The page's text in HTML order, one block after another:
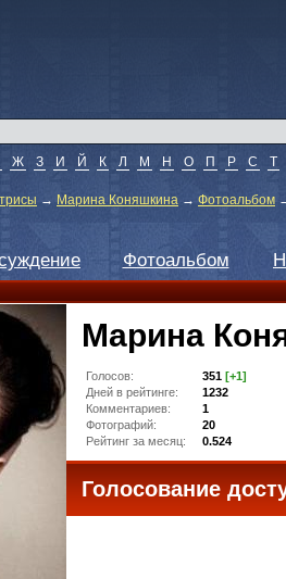
Ж З И Й К Л М Н О П Р С Т
→ Марина Коняшкина → Фотоальбом
Фотоальбом
Марина
Голосов: 351 [+1]
Дней в рейтинге:
1232
Комментариев:
1
Фотографий:
20
Рейтинг за месяц:
0.524
Голосование